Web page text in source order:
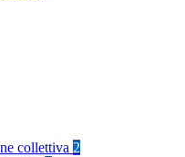
collettiva 2